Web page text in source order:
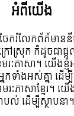
អំពី​យើង
ចែករំលែកព័ត៍ម
ស្រុក ក៏ដូចជាផ្ត
រៈភាសា។ យើងខ្
កទាំងអស់គ្នា ដ
ៈភាសាខ្មែរ។ យ
ល់ ដើម្បីស្ថាបនា។